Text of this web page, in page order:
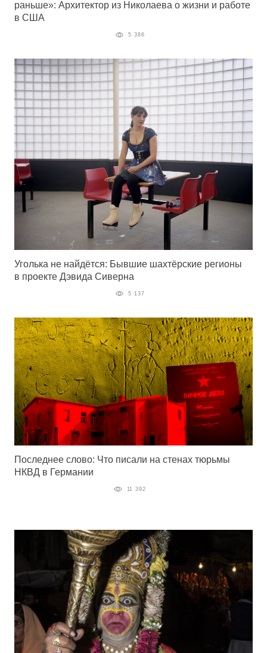
раньше»: Архитектор из Николаева о жизни и работе
в США
5 386
Уголька не найдётся: Бывшие шахтёрские регионы
в проекте Дэвида Сиверна
5 137
Последнее слово: Что писали на стенах тюрьмы
НКВД в Германии
11 392